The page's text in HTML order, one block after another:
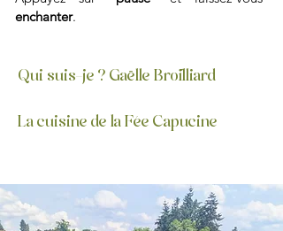
enchanter.
Qui suis-je ? Gaëlle Broilliard
La cuisine de la Fée Capucine